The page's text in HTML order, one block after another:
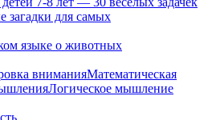
загадки для самых
языке о животных
вниманияМатематическая
Логическое мышление